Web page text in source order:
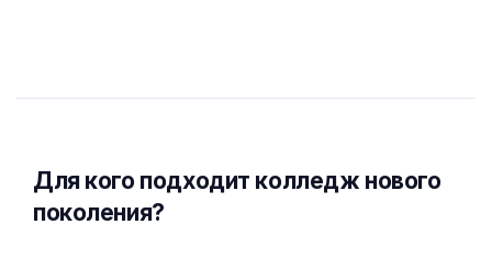
Для кого подходит колледж нового
поколения?